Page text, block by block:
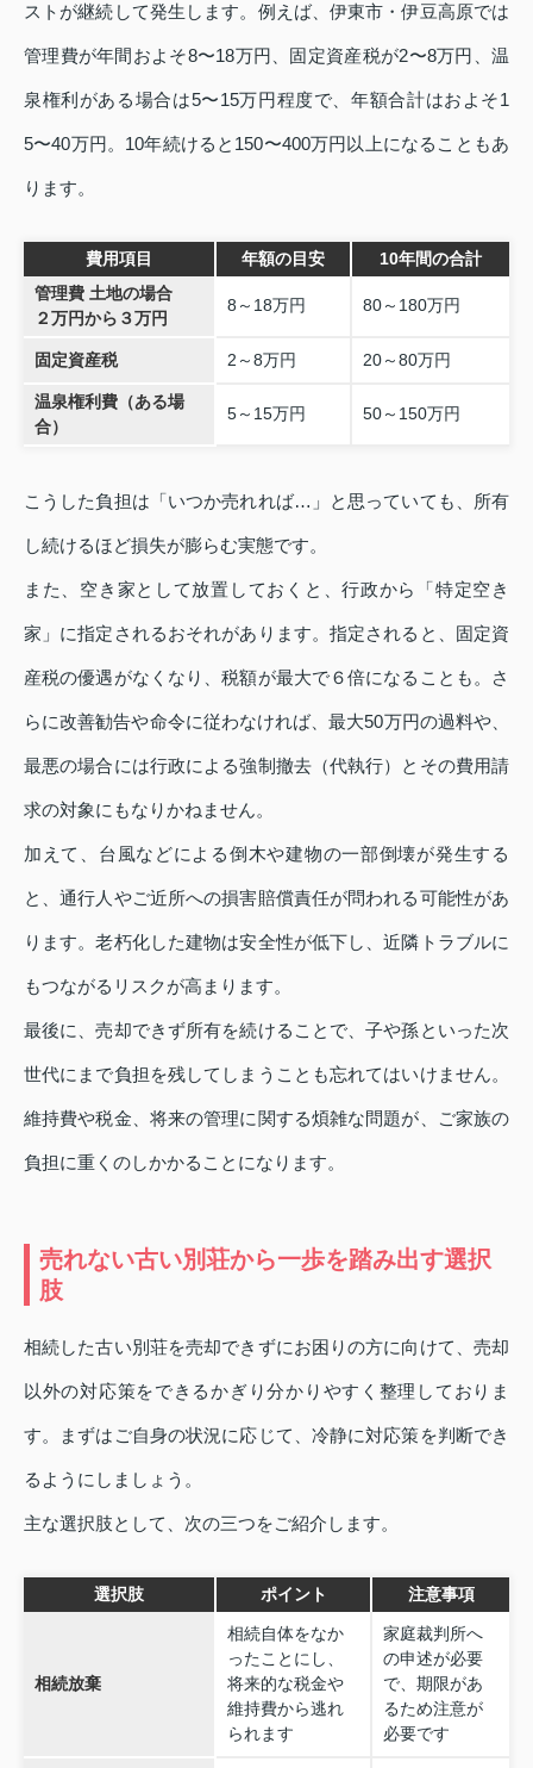
ストが継続して発生します。例えば、伊東市・伊豆高原では
管理費が年間およそ8〜18万円、固定資産税が2〜8万円、温
泉権利がある場合は5〜15万円程度で、年額合計はおよそ1
5〜40万円。10年続けると150〜400万円以上になることもあ
ります。
費用項目 年額の目安
10年間の合計
管理費 土地の場合
２万円から３万円
8～18万円 80～180万円
固定資産税 2～8万円 20～80万円
温泉権利費（ある場
合）
5～15万円 50～150万円
こうした負担は「いつか売れれば…」と思っていても、所有
し続けるほど損失が膨らむ実態です。
また、空き家として放置しておくと、行政から「特定空き
家」に指定されるおそれがあります。指定されると、固定資
産税の優遇がなくなり、税額が最大で６倍になることも。さ
らに改善勧告や命令に従わなければ、最大50万円の過料や、
最悪の場合には行政による強制撤去（代執行）とその費用請
求の対象にもなりかねません。
加えて、台風などによる倒木や建物の一部倒壊が発生する
と、通行人やご近所への損害賠償責任が問われる可能性があ
ります。老朽化した建物は安全性が低下し、近隣トラブルに
もつながるリスクが高まります。
最後に、売却できず所有を続けることで、子や孫といった次
世代にまで負担を残してしまうことも忘れてはいけません。
維持費や税金、将来の管理に関する煩雑な問題が、ご家族の
負担に重くのしかかることになります。
売れない古い別荘から一歩を踏み出す選択
肢
相続した古い別荘を売却できずにお困りの方に向けて、売却
以外の対応策をできるかぎり分かりやすく整理しておりま
す。まずはご自身の状況に応じて、冷静に対応策を判断でき
るようにしましょう。
主な選択肢として、次の三つをご紹介します。
選択肢 ポイント 注意事項
相続放棄
相続自体をなか
ったことにし、
将来的な税金や
維持費から逃れ
られます
家庭裁判所へ
の申述が必要
で、期限があ
るため注意が
必要です